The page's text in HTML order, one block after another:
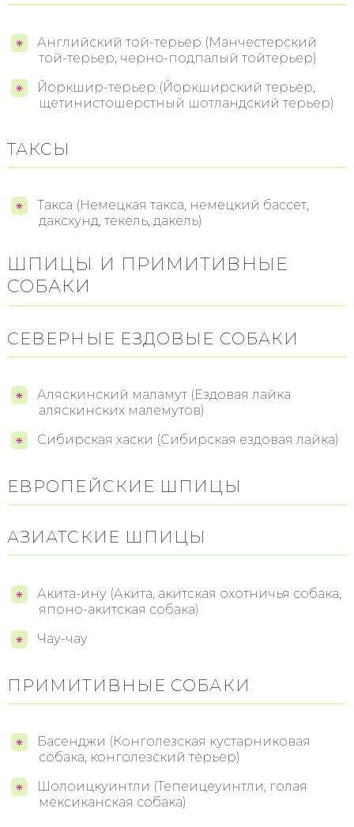
Английский той-терьер (Манчестерский
той-терьер, черно-подпалый тойтерьер)
Йоркшир-терьер (Йоркширский терьер,
щетинистошерстный шотландский терьер)
ТАКСЫ
Такса (Немецкая такса, немецкий бассет,
даксхунд, текель, дакель)
ШПИЦЫ И ПРИМИТИВНЫЕ
СОБАКИ
СЕВЕРНЫЕ ЕЗДОВЫЕ СОБАКИ
Аляскинский маламут (Ездовая лайка
аляскинских малемутов)
Сибирская хаски (Сибирская ездовая лайка)
ЕВРОПЕЙСКИЕ ШПИЦЫ
АЗИАТСКИЕ ШПИЦЫ
Акита-ину (Акита, акитская охотничья собака,
японо-акитская собака)
Чау-чау
ПРИМИТИВНЫЕ СОБАКИ
Басенджи (Конголезская кустарниковая
собака, конголезский терьер)
Шолоицкуинтли (Тепеицеуинтли, голая
мексиканская собака)